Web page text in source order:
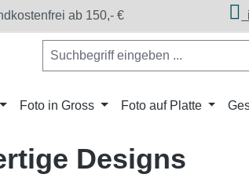
ab 150,- €
Foto in Gross Foto auf Platte
Designs